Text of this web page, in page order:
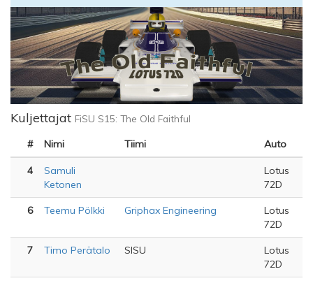
Kuljettajat FiSU S15: The Old Faithful
# Nimi Tiimi Auto
4
Samuli
Ketonen
Lotus
72D
6 Teemu Pölkki Griphax Engineering
Lotus
72D
7 Timo Perätalo SISU
Lotus
72D